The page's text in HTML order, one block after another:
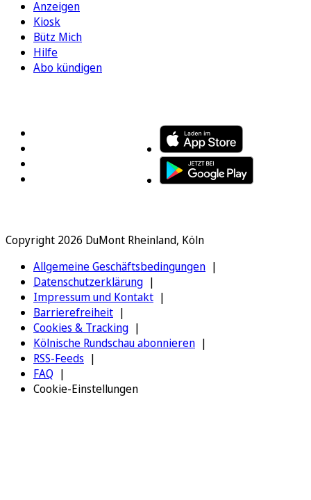
Anzeigen
Kiosk
Bütz Mich
Hilfe
Abo kündigen
Copyright 2026 DuMont Rheinland, Köln
Allgemeine Geschäftsbedingungen
Datenschutzerklärung
Impressum und Kontakt
Barrierefreiheit
Cookies & Tracking
Kölnische Rundschau abonnieren
RSS-Feeds
FAQ
Cookie-Einstellungen